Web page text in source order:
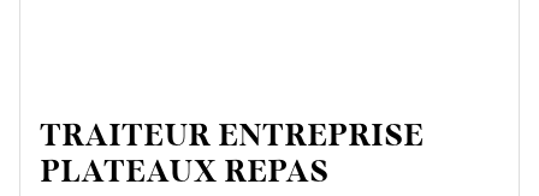
TRAITEUR ENTREPRISE
PLATEAUX REPAS